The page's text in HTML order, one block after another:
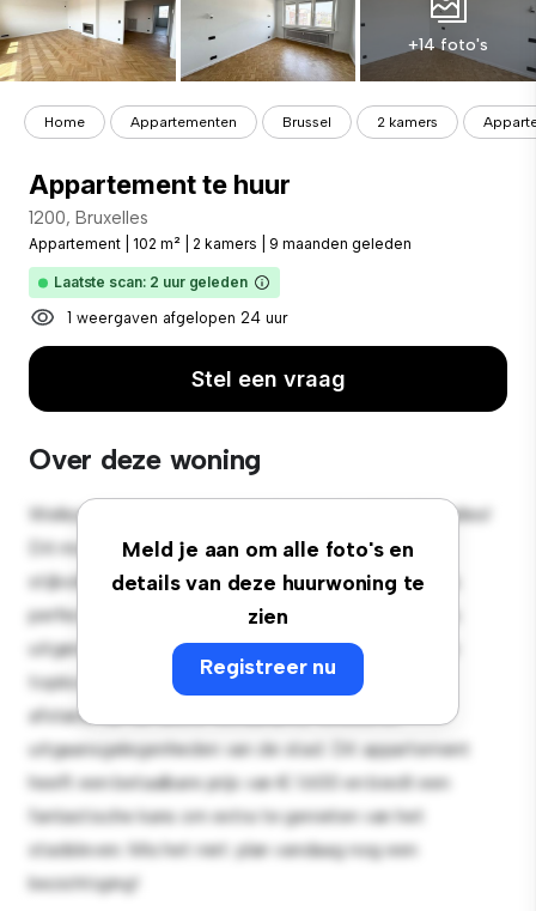
+14 foto's
Home Appartementen Brussel 2 kamers
Appartement te huur
1200, Bruxelles
Appartement 102 m² 2 kamers 9 maanden geleden
Laatste scan: 2 uur geleden
1 weergaven afgelopen 24 uur
Stel een vraag
Over deze woning
Meld je aan om alle foto's en
details van deze huurwoning te
zien
Registreer nu
Welkom bij je nieuwe toevluchtsoord in 1200, Bruxelles!
Dit moderne 2-slaapkamerappartement biedt een
stijlvolle en gezellige leefruimte. De open indeling is
perfect voor entertainment en de strakke keuken is
uitgerust met hoogwaardige apparatuur. Dankzij de
toplocatie bevind je je op slechts een steenworp
afstand van de beste restaurants, winkels en
uitgaansgelegenheden van de stad. Dit appartement
heeft een betaalbare prijs van € 1.600 en biedt een
fantastische kans om extra te genieten van het
stadsleven. Mis het niet: plan vandaag nog een
bezichtiging!